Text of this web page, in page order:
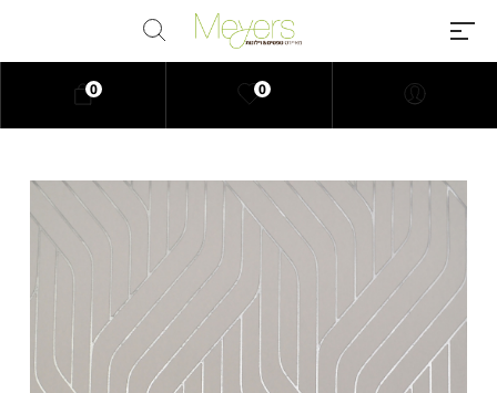
Millions of people around the
world visit Envato to buy and sell
creative assets, use smart design
templates, learn creative skills or
even hire freelancers. With an
industry-leading marketplace
paired with an unlimited
0
0